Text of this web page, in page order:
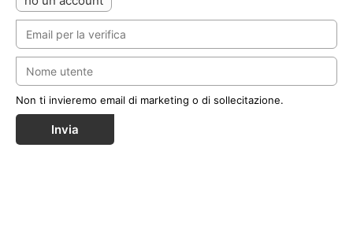
Non ti invieremo email di marketing o di sollecitazione.
Invia